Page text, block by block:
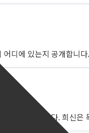
디에 있는지 공개합니다.
반영했습니다. 희신